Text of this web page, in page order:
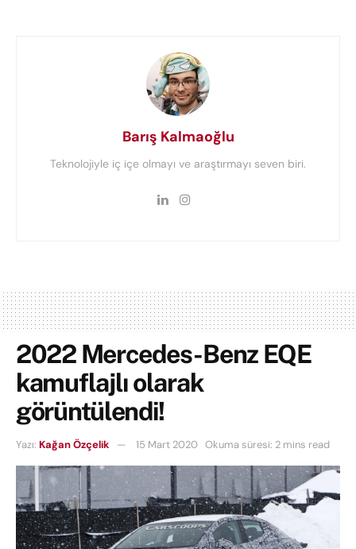
Barış Kalmaoğlu
Teknolojiyle iç içe olmayı ve araştırmayı seven biri.
2022 Mercedes-Benz EQE
kamuflajlı olarak
görüntülendi!
Yazı: Kağan Özçelik 15 Mart 2020 Okuma süresi: 2 mins read